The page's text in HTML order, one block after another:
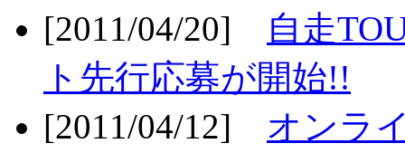
[2011/04/20]
自走
ト先行応募が開始!!
[2011/04/12] オンラ